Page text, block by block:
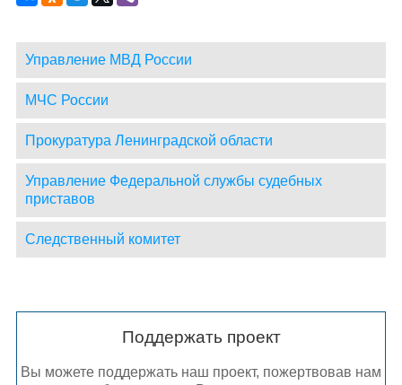
Управление МВД России
МЧС России
Прокуратура Ленинградской области
Управление Федеральной службы судебных
приставов
Следственный комитет
Поддержать проект
Вы можете поддержать наш проект, пожертвовав нам